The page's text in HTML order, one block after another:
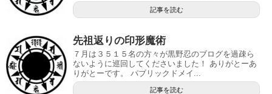
記事を読む
先祖返りの印形魔術
７月は３５１５名の方々が黒野忍のブログを過疎ら
ないように巡回してくださいました！ ありがとーあ
りがとーです。 パブリックドメイ...
記事を読む